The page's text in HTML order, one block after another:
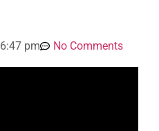
6:47 pm No Comments